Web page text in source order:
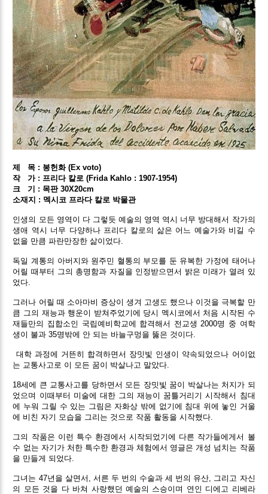
제 목 : 봉헌화 (Ex voto)
작
가 : 프리다 칼로 (Frida Kahlo : 1907-1954)
크
기 : 목판 30X20cm
소재지 : 멕시코 프라다 칼로 박물관
인생의 모든 영역이 다 그렇듯 예술의 영역 역시 너무 방대해서 작가의
생애 역시 너무 다양하나 프리다 칼로의 삶은 어느 예술가와 비길 수
없을 만큼 파란만장한 삶이었다.
독일 계통의 아버지와 원주민 혈통의 부모를 둔 유복한 가정에 태어나
어릴 때부터 그의 총명함과 자질을 인정받으면서 밝은 미래가 열려 있
었다.
그러나 어릴 때 소아마비 증상이 생겨 고생도 했으나 이것을 극복할 만
큼 그의 재능과 행운이 받쳐주었기에 당시 멕시코에서 처음 시작된 수
재들만의 집합소인 국립예비학교에 합격해서 전교생 2000명 중 여학
생이 불과 35명밖에 안 되는 바늘구멍을 뚫은 것이다.
대학 과정에 거뜬히 합격하면서 장밋빛 인생이 약속되었으나 어이없
는 교통사고로 이 모든 꿈이 박살나고 말았다.
18세에 큰 교통사고를 당하면서 모든 장밋빛 꿈이 박살나는 처지가 되
었으며 이때부터 미술에 대한 그의 재능이 꿈틀거리기 시작해서 침대
에 누워 그릴 수 있는 그림은 자화상 밖에 없기에 침대 위에 놓인 거울
에 비친 자기 모습을 그리는 것으로 작품 활동을 시작했다.
그의 작품은 이런 특수 환경에서 시작되었기에 다른 작가들에게서 볼
수 없는 자기가 처한 특수한 환경과 체험에서 영글은 개성 넘치는 작품
을 만들게 되었다.
그녀는 47년을 살면서, 서른 두 번의 수술과 세 번의 유산, 그리고 자신
의 모든 것을 다 바쳐 사랑했던 예술의 스승이며 연인 디에고 리베라